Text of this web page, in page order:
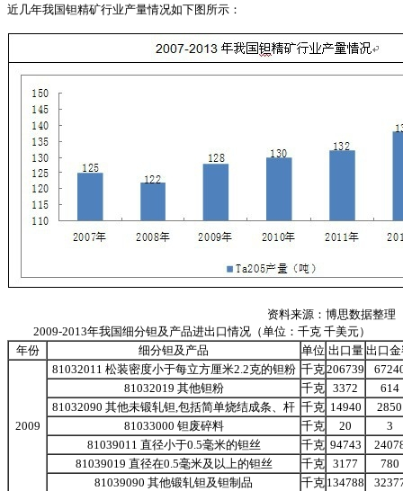
近几年我国钽精矿行业产量情况如下图所示：
资料来源：博思数据整理
2009-2013年我国细分钽及产品进出口情况（单位：千克 千美元）
年份
细分钽及产品 单位 出口量 出口
2009
81032011 松装密度小于每立方厘米2.2克的钽粉 千克206739
81032019 其他钽粉
千克 3372
614
81032090 其他未锻轧钽,包括简单烧结成条、杆 千克 14940
2850
81033000 钽废碎料
千克 20
3
81039011 直径小于0.5毫米的钽丝
千克 94743
81039019 直径在0.5毫米及以上的钽丝
千克 3177
780
81039090 其他锻轧钽及钽制品
千克 134788